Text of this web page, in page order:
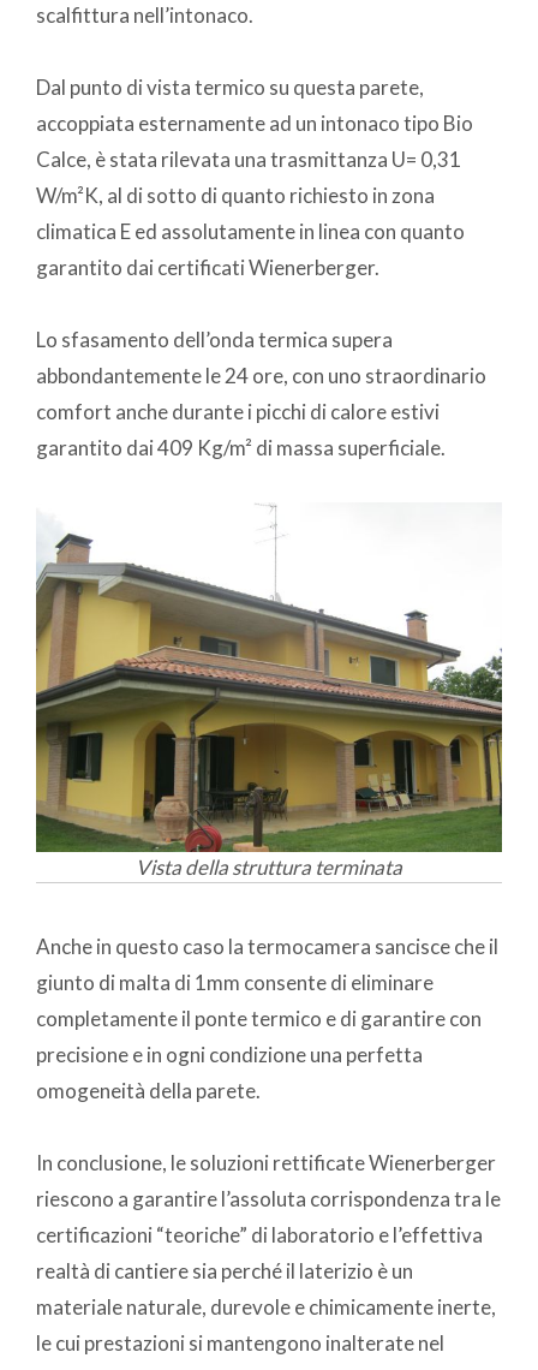
scalfittura nell’intonaco.
Dal punto di vista termico su questa parete,
accoppiata esternamente ad un intonaco tipo Bio
Calce, è stata rilevata una trasmittanza U= 0,31
W/m²K, al di sotto di quanto richiesto in zona
climatica E ed assolutamente in linea con quanto
garantito dai certificati Wienerberger.
Lo sfasamento dell’onda termica supera
abbondantemente le 24 ore, con uno straordinario
comfort anche durante i picchi di calore estivi
garantito dai 409 Kg/m² di massa superficiale.
Vista della struttura terminata
Anche in questo caso la termocamera sancisce che il
giunto di malta di 1mm consente di eliminare
completamente il ponte termico e di garantire con
precisione e in ogni condizione una perfetta
omogeneità della parete.
In conclusione, le soluzioni rettificate Wienerberger
riescono a garantire l’assoluta corrispondenza tra le
certificazioni “teoriche” di laboratorio e l’effettiva
realtà di cantiere sia perché il laterizio è un
materiale naturale, durevole e chimicamente inerte,
le cui prestazioni si mantengono inalterate nel